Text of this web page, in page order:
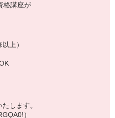
格講座が
上）
します。
）